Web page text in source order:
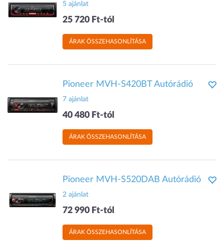
5 ajánlat
25 720 Ft-tól
ÁRAK ÖSSZEHASONLÍTÁSA
Pioneer MVH-S420BT Autórádió
7 ajánlat
40 480 Ft-tól
ÁRAK ÖSSZEHASONLÍTÁSA
Pioneer MVH-S520DAB Autórádió
2 ajánlat
72 990 Ft-tól
ÁRAK ÖSSZEHASONLÍTÁSA